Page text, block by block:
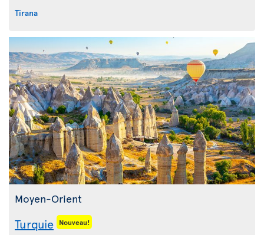
Tirana
Moyen-Orient
Turquie Nouveau!